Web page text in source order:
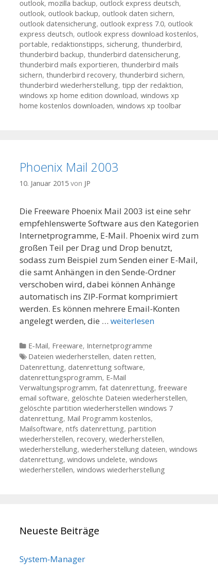
outlook, mozilla backup, outlock express deutsch,
outlook, outlook backup, outlook daten sichern,
outlook datensicherung, outlook express 7.0, outlook
express deutsch, outlook express download kostenlos,
portable, redaktionstipps, sicherung, thunderbird,
thunderbird backup, thunderbird datensicherung,
thunderbird mails exportieren, thunderbird mails
sichern, thunderbird recovery, thunderbird sichern,
thunderbird wiederherstellung, tipp der redaktion,
windows xp home edition download, windows xp
home kostenlos downloaden, windows xp toolbar
Phoenix Mail 2003
10. Januar 2015 von JP
Die Freeware Phoenix Mail 2003 ist eine sehr
empfehlenswerte Software aus den Kategorien
Internetprogramme, E-Mail. Phoenix wird zum
großen Teil per Drag und Drop benutzt,
sodass zum Beispiel zum Senden einer E-Mail,
die samt Anhängen in den Sende-Ordner
verschoben wird, dabei können Anhänge
automatisch ins ZIP-Format komprimiert
werden. Es können mehrere Email-Konten
angelegt werden, die … weiterlesen
Kategorien
E-Mail, Freeware, Internetprogramme
Tags
Dateien wiederherstellen, daten retten,
Datenrettung, datenrettung software,
datenrettungsprogramm, E-Mail
Verwaltungsprogramm, fat datenrettung, freeware
email software, gelöschte Dateien wiederherstellen,
gelöschte partition wiederherstellen windows 7
datenrettung, Mail Programm kostenlos,
Mailsoftware, ntfs datenrettung, partition
wiederherstellen, recovery, wiederherstellen,
wiederherstellung, wiederherstellung dateien, windows
datenrettung, windows undelete, windows
wiederherstellen, windows wiederherstellung
Neueste Beiträge
System-Manager